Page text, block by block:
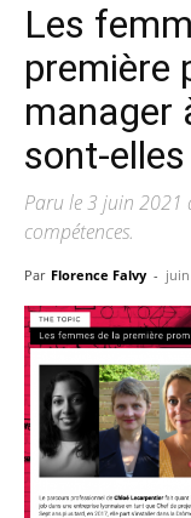
Les
première
manager
sont-
Paru le 3 juin 2021
compétences.
Par Florence Falvy - juin